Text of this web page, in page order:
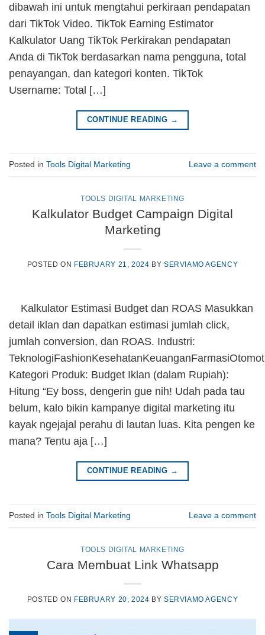
dibawah ini untuk mengtahui perkiraan pendapatan
dari TikTok Video. TikTok Earning Estimator
Kalkulator Uang TikTok Perkirakan pendapatan
Anda di TikTok berdasarkan nama pengguna, total
penayangan, dan kategori konten. TikTok
Username: Total […]
CONTINUE READING →
Posted in Tools Digital Marketing Leave a comment
TOOLS DIGITAL MARKETING
Kalkulator Budget Campaign Digital
Marketing
POSTED ON FEBRUARY 21, 2024 BY SERVIAMO AGENCY
Kalkulator Estimasi Budget dan ROAS Masukkan
detail iklan dan dapatkan estimasi jumlah click,
jumlah conversion, dan ROAS. Industri:
Kategori Produk: Budget Iklan (dalam Rupiah):
Hitung “Ey boss, dengerin gue nih! Udah pada tau
belum, kalo bikin kampanye digital marketing itu
kayak ngejajal perahu di lautan luas. Kita pengen ke
mana? Tentu aja […]
CONTINUE READING →
Posted in Tools Digital Marketing Leave a comment
TOOLS DIGITAL MARKETING
Cara Membuat Link Whatsapp
POSTED ON FEBRUARY 20, 2024 BY SERVIAMO AGENCY